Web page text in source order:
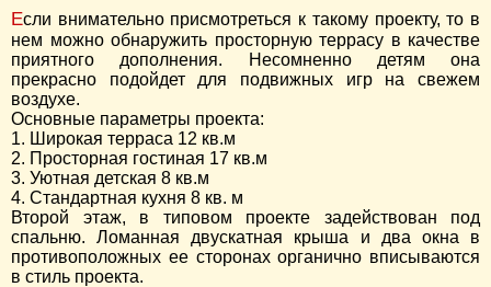
Если внимательно присмотреться к такому проекту, то в
нем можно обнаружить просторную террасу в качестве
приятного дополнения. Несомненно детям она
прекрасно подойдет для подвижных игр на свежем
воздухе.
Основные параметры проекта:
1. Широкая терраса 12 кв.м
2. Просторная гостиная 17 кв.м
3. Уютная детская 8 кв.м
4. Стандартная кухня 8 кв. м
Второй этаж, в типовом проекте задействован под
спальню. Ломанная двускатная крыша и два окна в
противоположных ее сторонах органично вписываются
в стиль проекта.